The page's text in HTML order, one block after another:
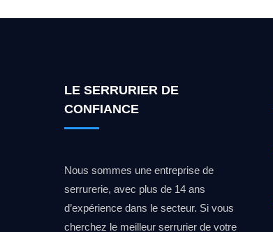
LE SERRURIER DE
CONFIANCE
Nous sommes une entreprise de
serrurerie, avec plus de 14 ans
d’expérience dans le secteur. Si vous
cherchez le meilleur serrurier de votre